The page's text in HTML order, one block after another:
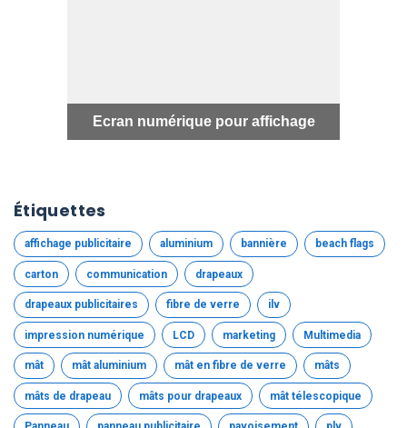
Ecran numérique pour affichage
Étiquettes
affichage publicitaire aluminium bannière beach flags
carton communication drapeaux
drapeaux publicitaires fibre de verre ilv
impression numérique LCD marketing Multimedia
mât mât aluminium mât en fibre de verre mâts
mâts de drapeau mâts pour drapeaux mât télescopique